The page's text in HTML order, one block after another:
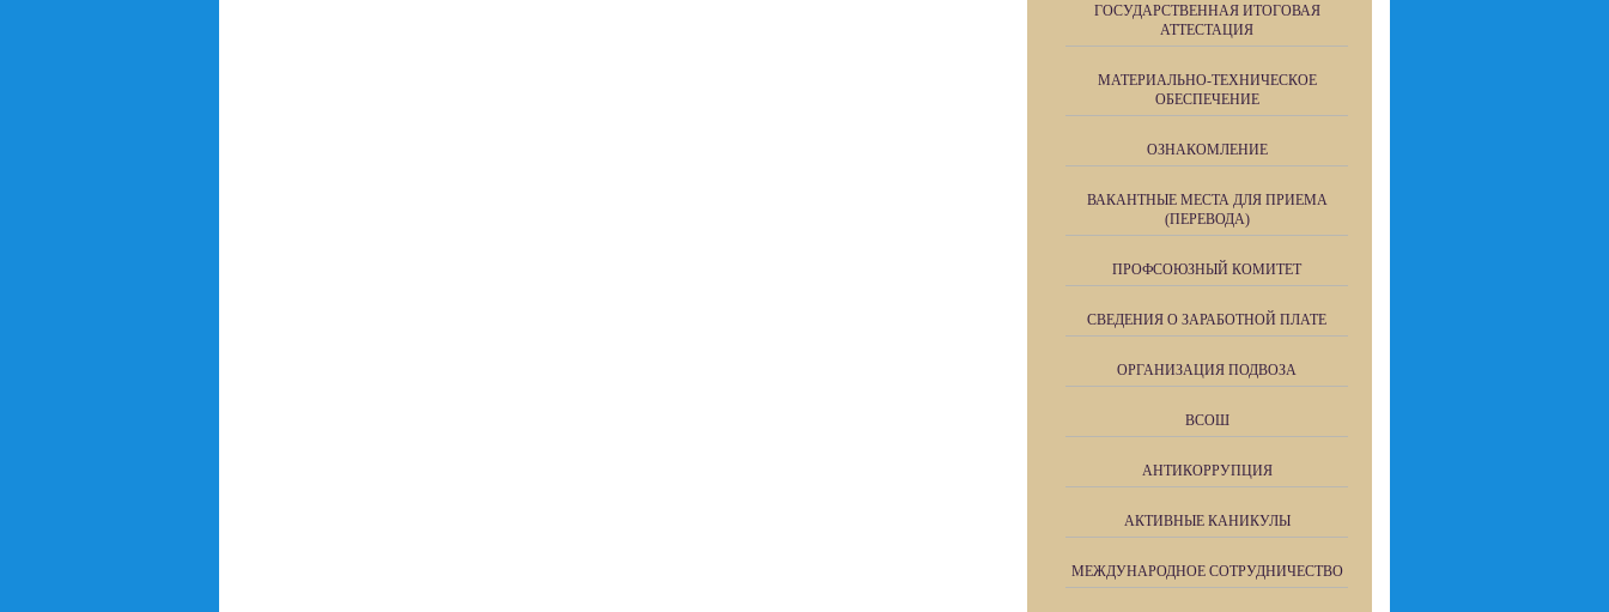
ГОСУДАРСТВЕННАЯ ИТОГОВАЯ
АТТЕСТАЦИЯ
МАТЕРИАЛЬНО-ТЕХНИЧЕСКОЕ
ОБЕСПЕЧЕНИЕ
ОЗНАКОМЛЕНИЕ
ВАКАНТНЫЕ МЕСТА ДЛЯ ПРИЕМА
(ПЕРЕВОДА)
ПРОФСОЮЗНЫЙ КОМИТЕТ
СВЕДЕНИЯ О ЗАРАБОТНОЙ ПЛАТЕ
ОРГАНИЗАЦИЯ ПОДВОЗА
ВСОШ
АНТИКОРРУПЦИЯ
АКТИВНЫЕ КАНИКУЛЫ
МЕЖДУНАРОДНОЕ СОТРУДНИЧЕСТВО